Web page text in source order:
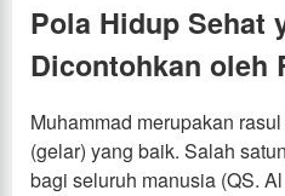
Pola Hidup Sehat
Dicontohkan oleh
Muhammad merupakan
(gelar) yang baik. Salah
bagi seluruh manusia (QS.